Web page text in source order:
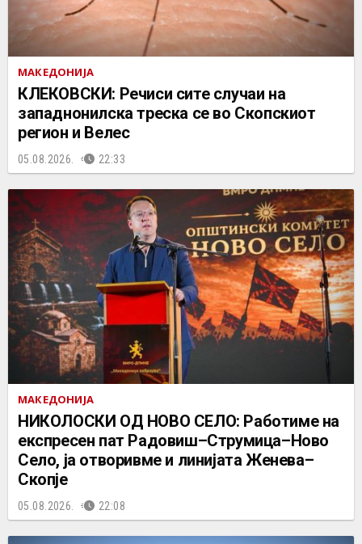
МАКЕДОНИЈА
КЛЕКОВСКИ: Речиси сите случаи на
западнонилска треска се во Скопскиот
регион и Велес
05.08.2026. 22:33
МАКЕДОНИЈА
НИКОЛОСКИ ОД НОВО СЕЛО: Работиме на
експресен пат Радовиш–Струмица–Ново
Село, ја отворивме и линијата Женева–
Скопје
05.08.2026. 22:08